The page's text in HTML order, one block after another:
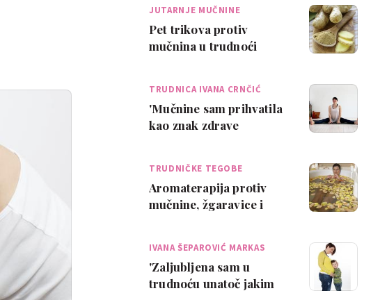
JUTARNJE MUČNINE
Pet trikova protiv
mučnina u trudnoći
TRUDNICA IVANA CRNČIĆ
'Mučnine sam prihvatila
kao znak zdrave
TRUDNIČKE TEGOBE
Aromaterapija protiv
mučnine, žgaravice i
IVANA ŠEPAROVIĆ MARKAS
'Zaljubljena sam u
trudnoću unatoč jakim